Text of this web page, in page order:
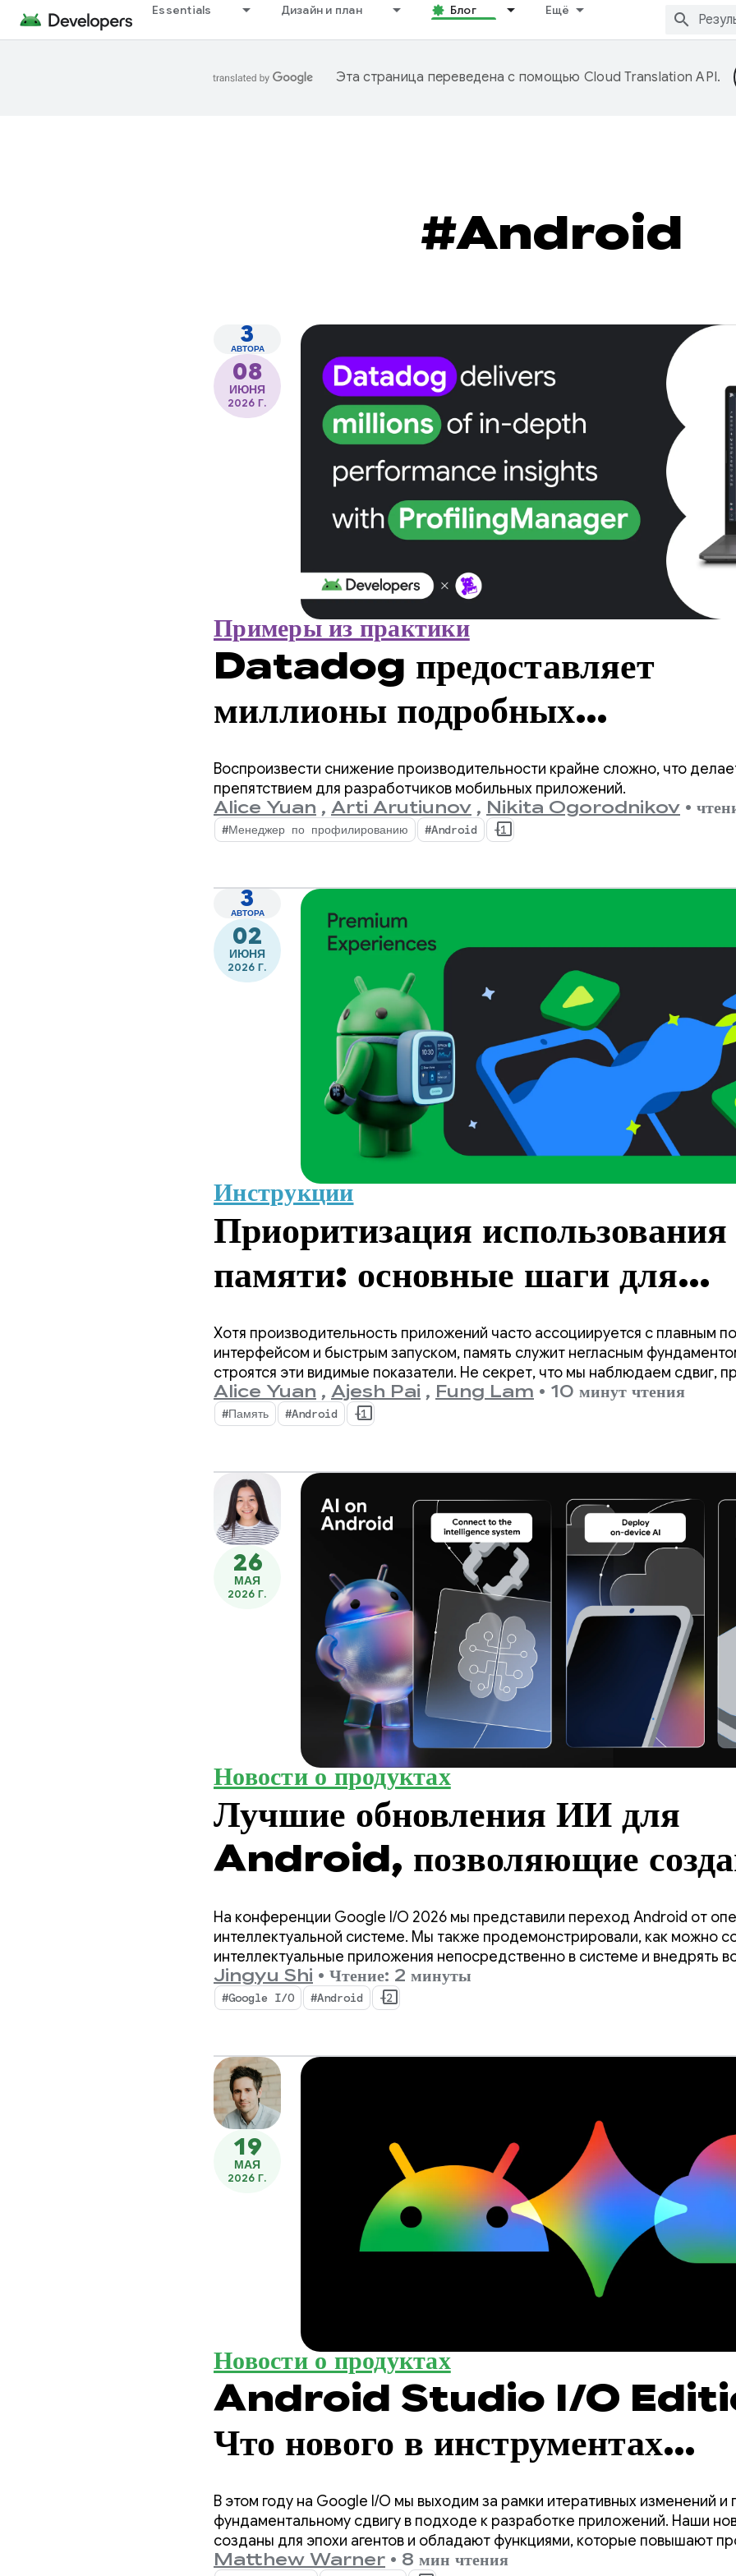
Essentials Дизайн и план Блог Ещё
Эта страница переведена с помощью Cloud Translation API.
#Android
3
АВТОРА
08
ИЮНЯ
2026 Г.
Примеры из практики
Datadog предоставляет
миллионы подробных
аналитических данных о
производительности с
ProfilingManager.
Воспроизвести снижение производительности крайне сложно, что
препятствием для разработчиков мобильных приложений.
Alice Yuan , Arti Arutiunov , Nikita Ogorodnikov •
#Менеджер по профилированию #Android +1
3
АВТОРА
02
ИЮНЯ
2026 Г.
Инструкции
Приоритизация использования
памяти: основные шаги для
Android 17
Хотя производительность приложений часто ассоциируется с плавным
интерфейсом и быстрым запуском, память служит негласным
строятся эти видимые показатели. Не секрет, что мы наблюдаем сдвиг,
памяти устройства становится важнее, чем когда-либо.
Alice Yuan , Ajesh Pai , Fung Lam • 10 минут чтения
#Память #Android +1
26
МАЯ
2026 Г.
Новости о продуктах
Лучшие обновления ИИ для
Android, позволяющие
интеллектуальные
итогам Google I/O '26.
На конференции Google I/O 2026 мы представили переход Android от
интеллектуальной системе. Мы также продемонстрировали, как можно
интеллектуальные приложения непосредственно в системе и внедрять
искусственного интеллекта Google в ваши приложения.
Jingyu Shi • Чтение: 2 минуты
#Google I/O #Android +2
19
МАЯ
2026 Г.
Новости о продуктах
Android Studio I/O
Что нового в инструментах
разработчика Android?
В этом году на Google I/O мы выходим за рамки итеративных изменений и
фундаментальному сдвигу в подходе к разработке приложений. Наши
созданы для эпохи агентов и обладают функциями, которые повышают
для вас как разработчика Android, а также значительно улучшают работу
Matthew Warner • 8 мин чтения